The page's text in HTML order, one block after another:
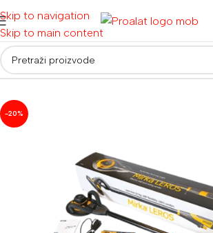
Skip to navigation
Skip to main content
Početna/ Auto detailing i oprema
-20%